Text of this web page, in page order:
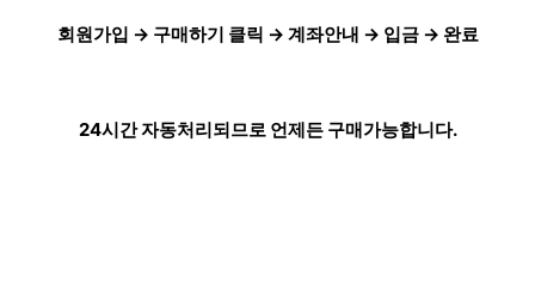
회원가입 → 구매하기 클릭 → 계좌안내 → 입금 → 완료
24시간 자동처리되므로 언제든 구매가능합니다.